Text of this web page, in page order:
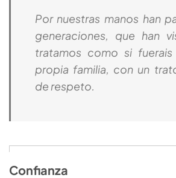
Por nuestras manos han
generaciones, que han
tratamos como si
propia familia, con un
de respeto.
Confianza